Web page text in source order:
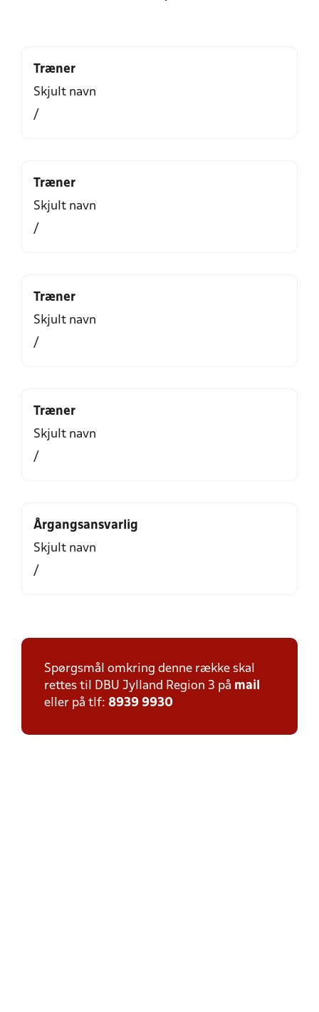
Træner
Skjult navn
/
Træner
Skjult navn
/
Træner
Skjult navn
/
Træner
Skjult navn
/
Årgangsansvarlig
Skjult navn
/
Spørgsmål omkring denne række skal
rettes til DBU Jylland Region 3 på mail
eller på tlf: 8939 9930